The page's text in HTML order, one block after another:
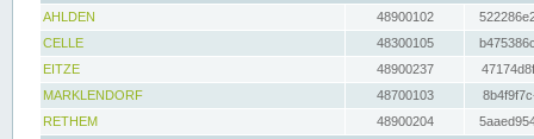
AHLDEN
48900102
CELLE
48300105
EITZE
48900237
MARKLENDORF
48700103
RETHEM
48900204